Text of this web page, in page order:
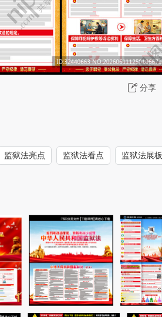
分享
监狱法亮点 监狱法看点 监狱法展板